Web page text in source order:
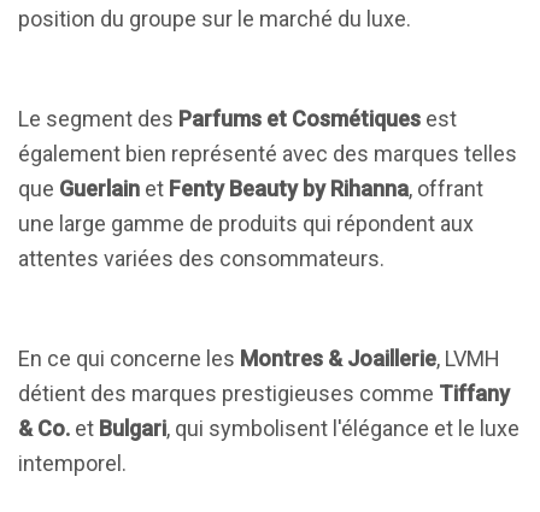
position du groupe sur le marché du luxe.
Le segment des Parfums et Cosmétiques est
également bien représenté avec des marques telles
que Guerlain et Fenty Beauty by Rihanna, offrant
une large gamme de produits qui répondent aux
attentes variées des consommateurs.
En ce qui concerne les Montres & Joaillerie, LVMH
détient des marques prestigieuses comme Tiffany
& Co. et Bulgari, qui symbolisent l'élégance et le luxe
intemporel.